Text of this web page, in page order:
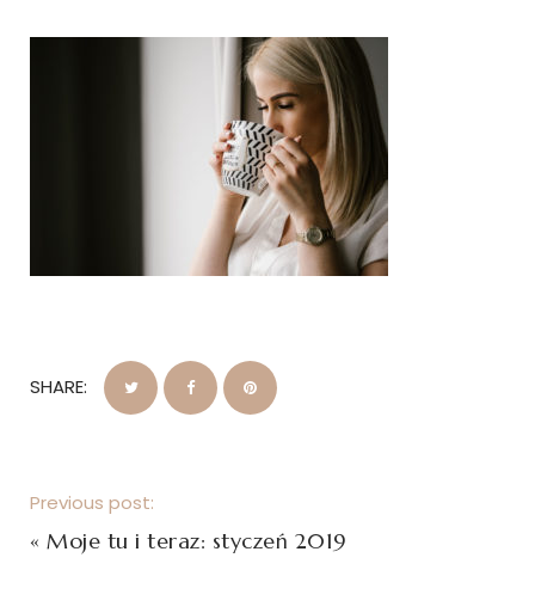
SHARE:
Previous post:
« Moje tu i teraz: styczeń 2019